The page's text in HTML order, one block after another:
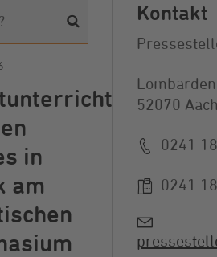
in
am
Kontakt
52070
0241
0241